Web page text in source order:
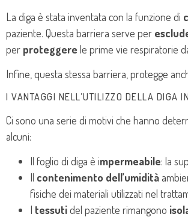
La diga è stata inventata con la funzione di
paziente. Questa barriera serve per
per proteggere le prime vie respiratorie
Infine, questa stessa barriera, protegge
I VANTAGGI NELL’UTILIZZO DELLA DIGA
Ci sono una serie di motivi che hanno
alcuni:
Il foglio di diga è impermeabile: la
Il contenimento dell’umidità
fisiche dei materiali utilizzati nel
I tessutidel paziente rimangono